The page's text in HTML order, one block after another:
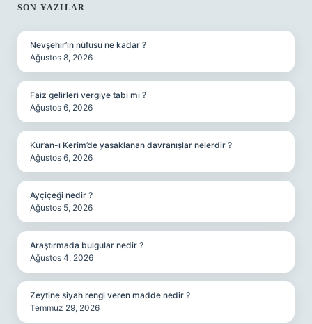
SIDEBAR
SON YAZILAR
Nevşehir’in nüfusu ne kadar ?
Ağustos 8, 2026
Faiz gelirleri vergiye tabi mi ?
Ağustos 6, 2026
Kur’an-ı Kerim’de yasaklanan davranışlar nelerdir ?
Ağustos 6, 2026
Ayçiçeği nedir ?
Ağustos 5, 2026
Araştırmada bulgular nedir ?
Ağustos 4, 2026
Zeytine siyah rengi veren madde nedir ?
Temmuz 29, 2026